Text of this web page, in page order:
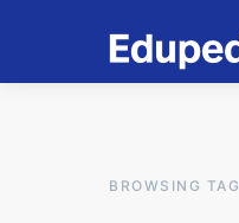
BROWSING TAG